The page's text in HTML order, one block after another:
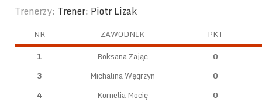
Trenerzy: Trener: Piotr Lizak
NR ZAWODNIK
PKT
1
Roksana Zając
0
3
Michalina Węgrzyn
0
4
Kornelia Mocię
0